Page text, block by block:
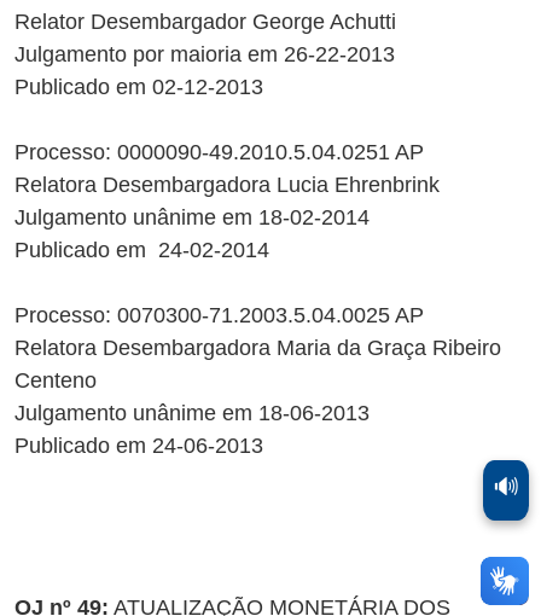
Relator Desembargador George Achutti
Julgamento por maioria em 26-22-2013
Publicado em 02-12-2013
Processo: 0000090-49.2010.5.04.0251 AP
Relatora Desembargadora Lucia Ehrenbrink
Julgamento unânime em 18-02-2014
Publicado em 24-02-2014
Processo: 0070300-71.2003.5.04.0025 AP
Relatora Desembargadora Maria da Graça Ribeiro
Centeno
Julgamento unânime em 18-06-2013
Publicado em 24-06-2013
OJ nº 49: ATUALIZAÇÃO MONETÁRIA DOS
🔊